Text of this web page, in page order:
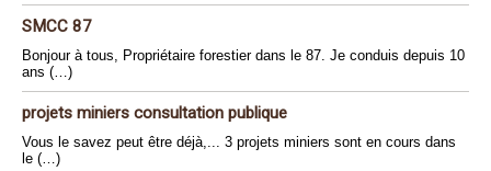
SMCC 87
Bonjour à tous, Propriétaire forestier dans le 87. Je conduis depuis 10
ans (…)
projets miniers consultation publique
Vous le savez peut être déjà,... 3 projets miniers sont en cours dans
le (…)